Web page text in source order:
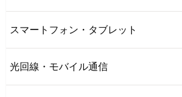
スマートフォン・タブレット
光回線・モバイル通信